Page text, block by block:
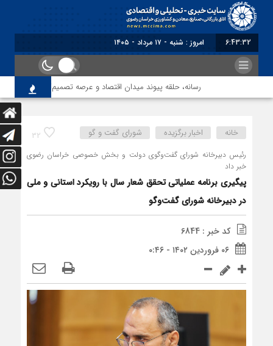
6:43:32 امروز : شنبه - ۱۷ مرداد - ۱۴۰۵
رسانه، حلقه پیوند میدان اقتصاد و عرصه تصمیم‌گیری است
32 خانه اخبار برگزیده شورای گفت و گو
رئیس دبیرخانه شورای گفت‌وگوی دولت و بخش خصوصی خراسان رضوی
خبر داد
پیگیری برنامه عملیاتی تحقق شعار سال با رویکرد استانی و ملی
در دبیرخانه شورای گفت‌وگو
کد خبر : 6844
۰۶ فروردین ۱۴۰۲ - ۰:۴۶